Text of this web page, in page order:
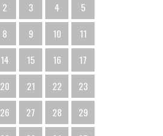
2 3 4
5
8 9 10
11
14 15 16
17
20 21 22
23
26 27 28
29